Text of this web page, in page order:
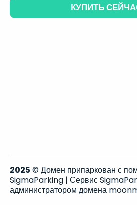
КУПИТЬ
2025 © Домен припаркован с
SigmaParking | Сервис
администратором домена